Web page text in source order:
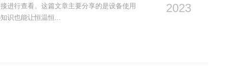
进行查看。这篇文章主要分享的是设备使用
识也能让恒温恒...
2023